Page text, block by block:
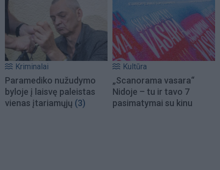
Kriminalai
Paramediko nužudymo
byloje į laisvę paleistas
vienas įtariamųjų (3)
Kultūra
„Scanorama vasara“
Nidoje – tu ir tavo 7
pasimatymai su kinu